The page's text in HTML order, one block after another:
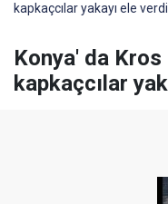
kapkaçcılar yakayı ele verdi
Konya' da
kapkaçcılar